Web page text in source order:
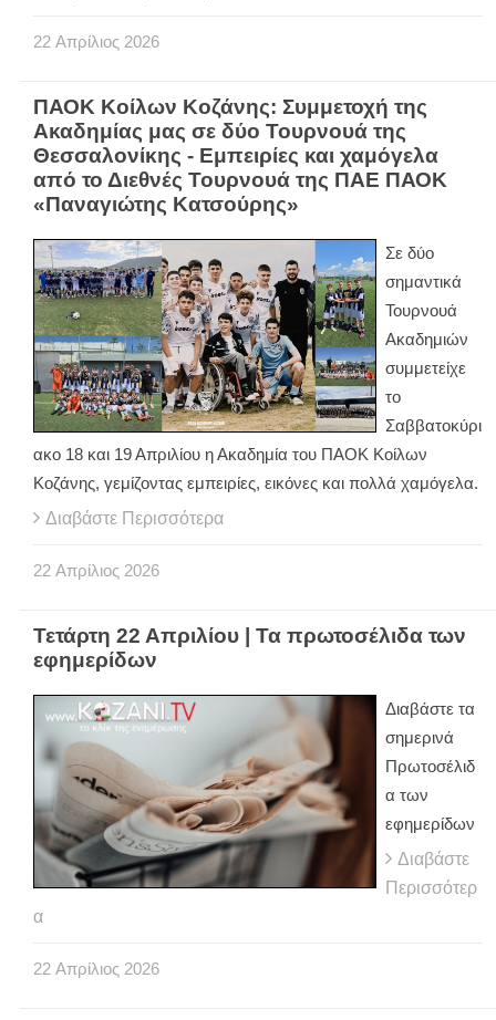
22 Απρίλιος 2026
ΠΑΟΚ Κοίλων Κοζάνης: Συμμετοχή της
Ακαδημίας μας σε δύο Τουρνουά της
Θεσσαλονίκης - Εμπειρίες και χαμόγελα
από το Διεθνές Τουρνουά της ΠΑΕ ΠΑΟΚ
«Παναγιώτης Κατσούρης»
Σε δύο
σημαντικά
Τουρνουά
Ακαδημιών
συμμετείχε
το
Σαββατοκύρι
ακο 18 και 19 Απριλίου η Ακαδημία του ΠΑΟΚ Κοίλων
Κοζάνης, γεμίζοντας εμπειρίες, εικόνες και πολλά χαμόγελα.
Διαβάστε Περισσότερα
22 Απρίλιος 2026
Τετάρτη 22 Απριλίου | Τα πρωτοσέλιδα των
εφημερίδων
Διαβάστε τα
σημερινά
Πρωτοσέλιδ
α των
εφημερίδων
Διαβάστε
Περισσότερ
α
22 Απρίλιος 2026